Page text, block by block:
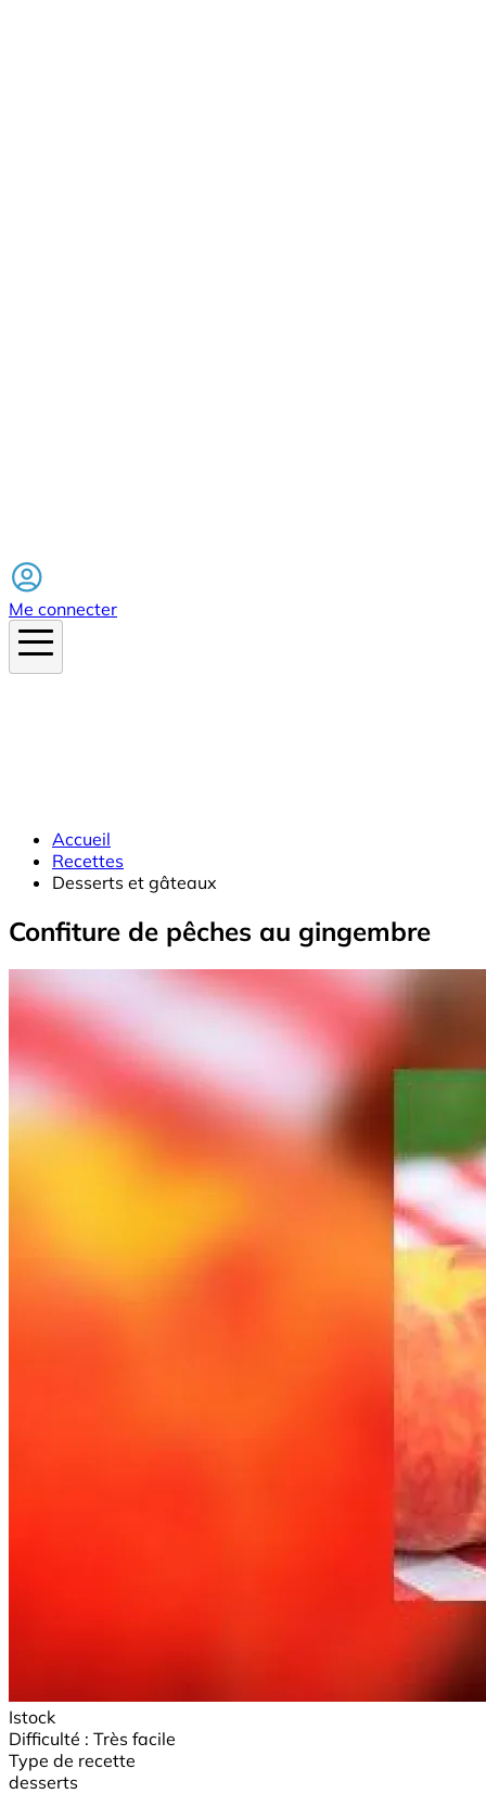
Me connecter
Accueil
Recettes
Desserts et gâteaux
Confiture de pêches au gingembre
Istock
Difficulté : Très facile
Type de recette
desserts